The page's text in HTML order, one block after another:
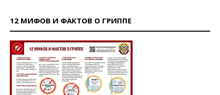
12 МИФОВ И ФАКТОВ О ГРИППЕ